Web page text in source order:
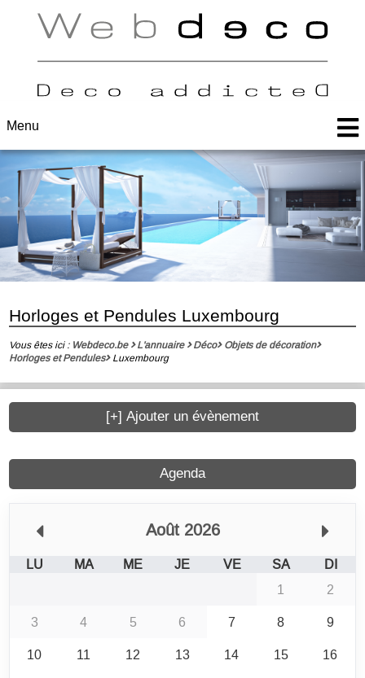
Menu
Horloges et Pendules Luxembourg
Vous êtes ici : Webdeco.be L'annuaire Déco
Objets de décoration
Horloges et Pendules
Luxembourg
Agenda
Août 2026
LU MA ME JE VE SA
DI
1
2
3
4 5 6 7 8
9
10
11 12 13 14 15
16
[+] Ajouter un évènement